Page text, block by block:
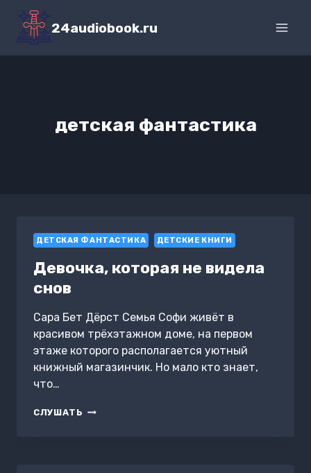
Перейти
содержимому
24audiobook.ru
детская фантастика
ДЕТСКАЯ ФАНТАСТИКА ДЕТСКИЕ КНИГИ
Девочка, которая не видела
снов
Сара Бет Дёрст Семья Софи живёт в
красивом трёхэтажном доме, на первом
этаже которого располагается уютный
книжный магазинчик. Но мало кто знает,
что…
СЛУШАТЬ ДЕВОЧКА,